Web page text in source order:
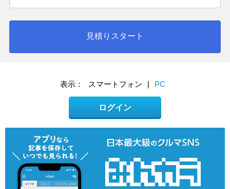
見積りスタート
表示： スマートフォン | PC
ログイン